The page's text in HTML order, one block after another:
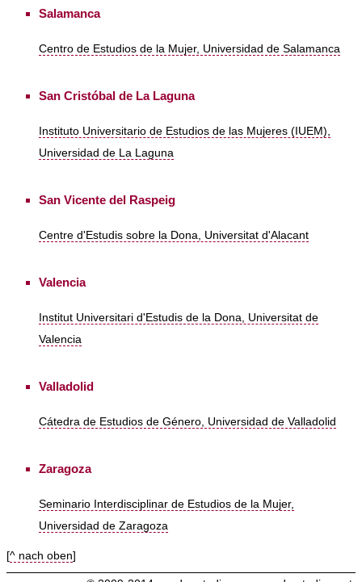
Salamanca
Centro de Estudios de la Mujer, Universidad de Salamanca
San Cristóbal de La Laguna
Instituto Universitario de Estudios de las Mujeres (IUEM),
Universidad de La Laguna
San Vicente del Raspeig
Centre d'Estudis sobre la Dona, Universitat d'Alacant
Valencia
Institut Universitari d'Estudis de la Dona, Universitat de
Valencia
Valladolid
Cátedra de Estudios de Género, Universidad de Valladolid
Zaragoza
Seminario Interdisciplinar de Estudios de la Mujer,
Universidad de Zaragoza
[^ nach oben]